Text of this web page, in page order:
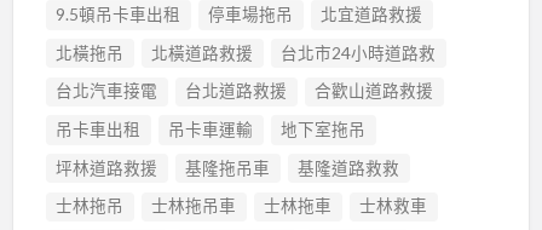
9.5頓吊卡車出租
停車場拖吊
北宜道路救援
北橫拖吊
北橫道路救援
台北市24小時道路救
台北汽車接電
台北道路救援
合歡山道路救援
吊卡車出租
吊卡車運輸
地下室拖吊
坪林道路救援
基隆拖吊車
基隆道路救救
士林拖吊
士林拖吊車 士林拖車
士林救車